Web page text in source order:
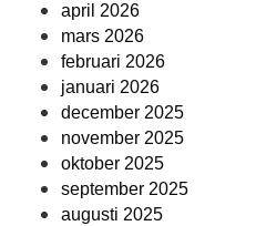
april 2026
mars 2026
februari 2026
januari 2026
december 2025
november 2025
oktober 2025
september 2025
augusti 2025